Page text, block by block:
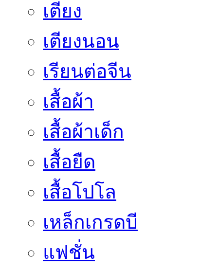
เตียง
เตียงนอน
เรียนต่อจีน
เสื้อผ้า
เสื้อผ้าเด็ก
เสื้อยืด
เสื้อโปโล
เหล็กเกรดบี
แฟชั่น